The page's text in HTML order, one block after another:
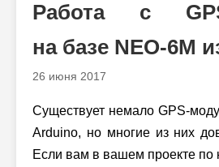
Работа с
на базе NEO-6M
26 июня 2017
Существует немало GPS-
Arduino, но многие из них
Если вам в вашем проекте по